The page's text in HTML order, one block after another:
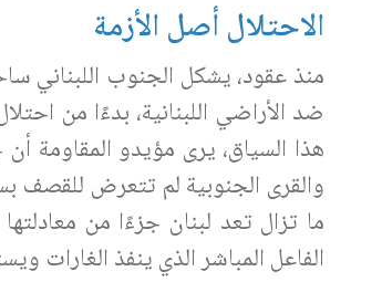
الاحتلال أصل الأزمة
منذ عقود، يشكل الجنوب اللبناني
ضد الأراضي اللبنانية، بدءًا من
هذا السياق، يرى مؤيدو المقاومة
والقرى الجنوبية لم تتعرض للقصف
ما تزال تعد لبنان جزءًا من
الفاعل المباشر الذي ينفذ الغارات